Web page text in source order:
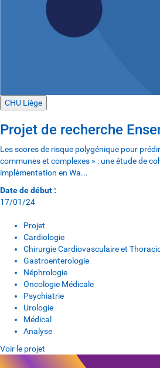
CHU Liège
Projet de recherche
Les scores de risque polygénique pour
communes et complexes » : une étude de
implémentation en Wa...
Date de début :
17/01/24
Projet
Cardiologie
Chirurgie Cardiovasculaire et
Gastroenterologie
Néphrologie
Oncologie Médicale
Psychiatrie
Urologie
Médical
Analyse
Voir le projet